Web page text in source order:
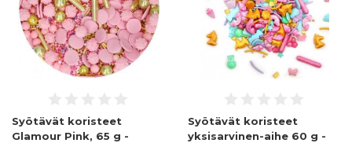
Syötävät koristeet
Glamour Pink, 65 g -
Syötävät koristeet
yksisarvinen-aihe 60 g -